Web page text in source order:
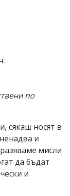
по
сякаш носят в
и
мисли
да бъдат
и